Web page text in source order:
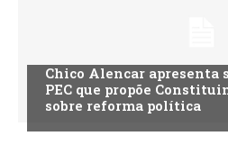
Chico Alencar
PEC que propõe
sobre reforma política